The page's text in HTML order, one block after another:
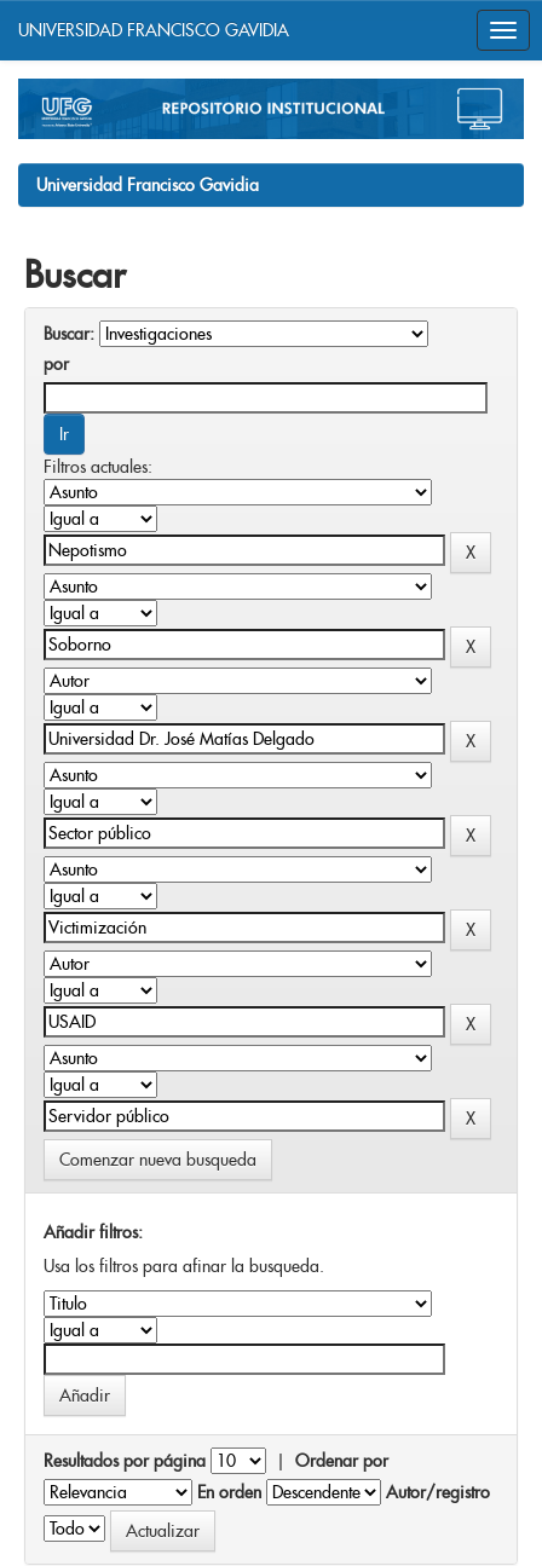
navigation
UNIVERSIDAD FRANCISCO GAVIDIA
Universidad Francisco Gavidia
Buscar
Buscar:
por
Filtros actuales:
Comenzar nueva busqueda
Añadir filtros:
Usa los filtros para afinar la busqueda.
Resultados por página | Ordenar por
En orden
Autor/registro